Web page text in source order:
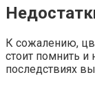
К сожалению,
стоит помнить
последствиях